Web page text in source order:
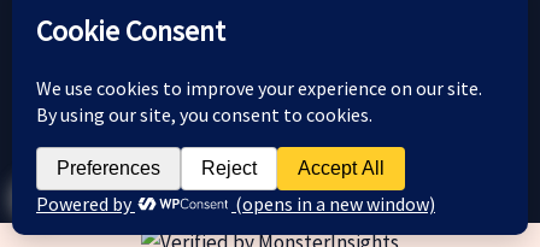
Políticas de privacidade
Cookie Policy
Política de reembolso e devoluções